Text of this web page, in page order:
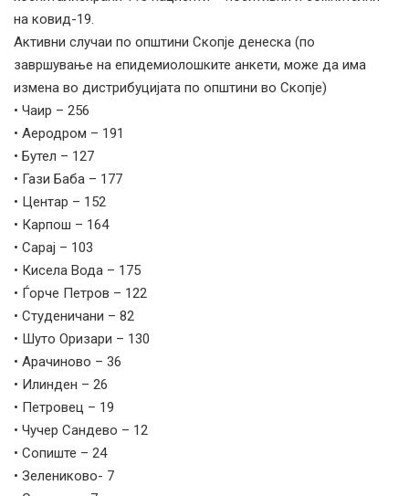
на ковид-19.
Активни случаи по општини Скопје денеска (по
завршување на епидемиолошките анкети, може да има
измена во дистрибуцијата по општини во Скопје)
• Чаир – 256
• Аеродром – 191
• Бутел – 127
• Гази Баба – 177
• Центар – 152
• Карпош – 164
• Сарај – 103
• Кисела Вода – 175
• Ѓорче Петров – 122
• Студеничани – 82
• Шуто Оризари – 130
• Арачиново – 36
• Илинден – 26
• Петровец – 19
• Чучер Сандево – 12
• Сопиште – 24
• Зелениково- 7